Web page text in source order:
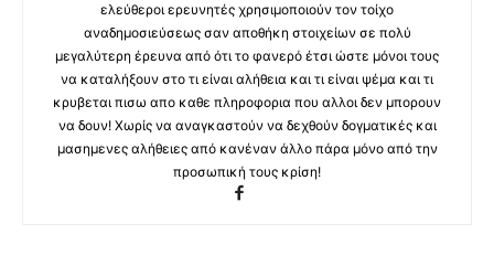
ελεύθεροι ερευνητές χρησιμοποιούν τον τοίχο
αναδημοσιεύσεως σαν αποθήκη στοιχείων σε πολύ
μεγαλύτερη έρευνα από ότι το φανερό έτσι ώστε μόνοι τους
να καταλήξουν στο τι είναι αλήθεια και τι είναι ψέμα και τι
κρυβεται πισω απο καθε πληροφορια που αλλοι δεν μπορουν
να δουν! Χωρίς να αναγκαστούν να δεχθούν δογματικές και
μασημενες αλήθειες από κανέναν άλλο πάρα μόνο από την
προσωπική τους κρίση!